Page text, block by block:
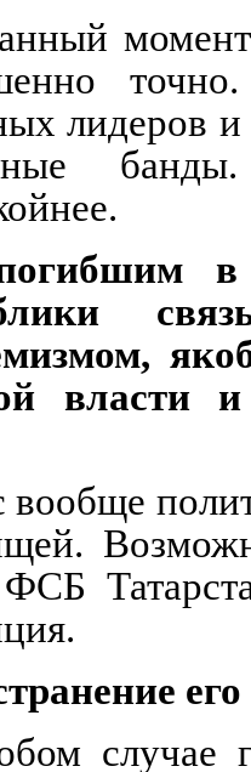
момент
лидеров
в
власти
вообще
случае